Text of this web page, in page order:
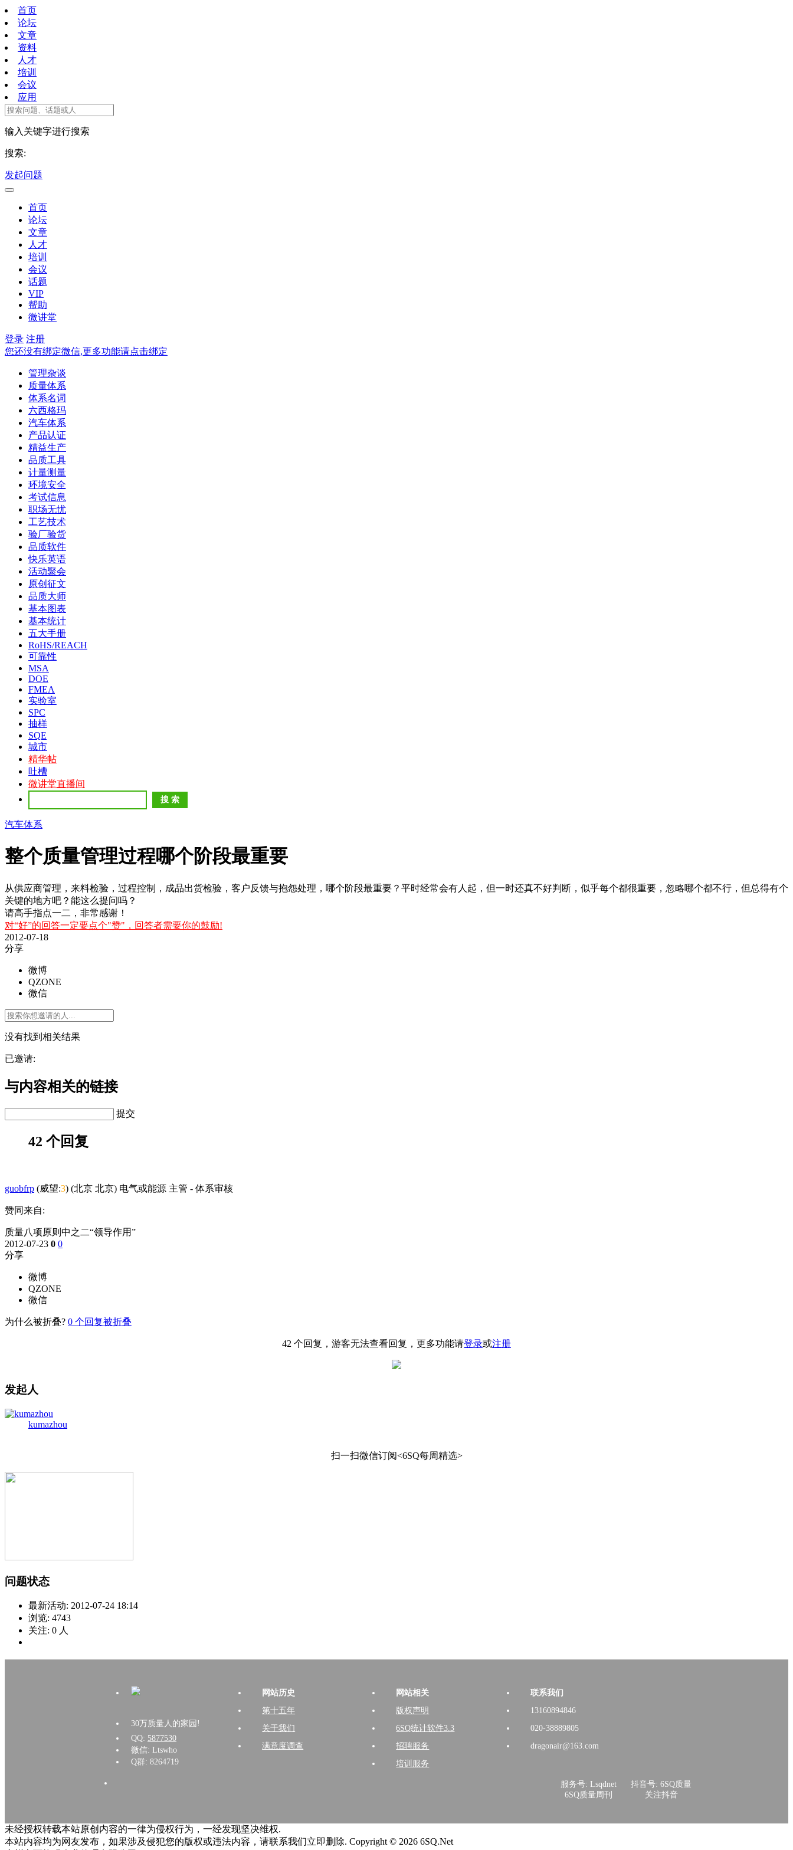
首页
论坛
文章
资料
人才
培训
会议
应用
输入关键字进行搜索
搜索:
发起问题
首页
论坛
文章
人才
培训
会议
话题
VIP
帮助
微讲堂
登录 注册
您还没有绑定微信,更多功能请点击绑定
管理杂谈
质量体系
体系名词
六西格玛
汽车体系
产品认证
精益生产
品质工具
计量测量
环境安全
考试信息
职场无忧
工艺技术
验厂验货
品质软件
快乐英语
活动聚会
原创征文
品质大师
基本图表
基本统计
五大手册
RoHS/REACH
可靠性
MSA
DOE
FMEA
实验室
SPC
抽样
SQE
城市
精华帖
吐槽
微讲堂直播间
汽车体系
整个质量管理过程哪个阶段最重要
从供应商管理，来料检验，过程控制，成品出货检验，客户反馈与抱怨处理，哪个阶段最重要？平时经常会有人起，但一时还真不好判断，似乎每个都很重要，忽略哪个都不行，但总得有个
关键的地方吧？能这么提问吗？
请高手指点一二，非常感谢！
对“好”的回答一定要点个"赞"，回答者需要你的鼓励!
2012-07-18
分享
微博
QZONE
微信
没有找到相关结果
已邀请:
与内容相关的链接
提交
42 个回复
guobfrp (威望:3) (北京 北京) 电气或能源 主管 - 体系审核
赞同来自:
质量八项原则中之二“领导作用”
2012-07-23 0 0
分享
微博
QZONE
微信
为什么被折叠? 0 个回复被折叠
42 个回复，游客无法查看回复，更多功能请登录或注册
发起人
kumazhou
扫一扫微信订阅<6SQ每周精选>
问题状态
最新活动: 2012-07-24 18:14
浏览: 4743
关注: 0 人
30万质量人的家园!
QQ: 5877530
微信: Ltswho
Q群: 8264719
网站历史
第十五年
关于我们
满意度调查
网站相关
版权声明
6SQ统计软件3.3
招聘服务
培训服务
联系我们
13160894846
020-38889805
dragonair@163.com
服务号: Lsqdnet
6SQ质量周刊
抖音号: 6SQ质量
关注抖音
未经授权转载本站原创内容的一律为侵权行为，一经发现坚决维权.
本站内容均为网友发布，如果涉及侵犯您的版权或违法内容，请联系我们立即删除. Copyright © 2026 6SQ.Net